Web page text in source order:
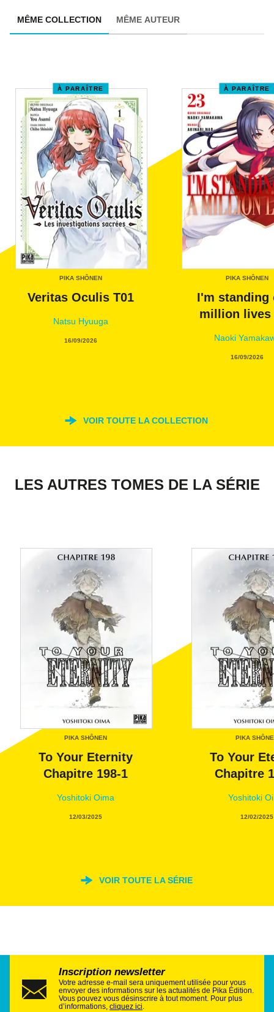
MÊME COLLECTION MÊME AUTEUR
À PARAÎTRE
PIKA SHÔNEN
Veritas Oculis T01
Natsu Hyuuga
16/09/2026
À PARAÎTRE
PIKA SHÔNEN
I'm standing
million lives
Naoki
16/09/2026
VOIR TOUTE LA COLLECTION
LES AUTRES TOMES DE LA SÉRIE
PIKA SHÔNEN
To Your Eternity
Chapitre 198-1
Yoshitoki Oima
12/03/2025
PIKA
To Your
Chapitre
Yoshitoki
12/02/2025
VOIR TOUTE LA SÉRIE
Inscription newsletter
Votre adresse e-mail sera uniquement utilisée pour vous
envoyer des informations sur les actualités de Pika Édition.
Vous pouvez vous désinscrire à tout moment. Pour plus
d’informations, cliquez ici.